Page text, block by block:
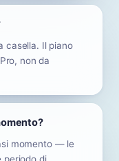
casella. Il piano
non da
momento — le